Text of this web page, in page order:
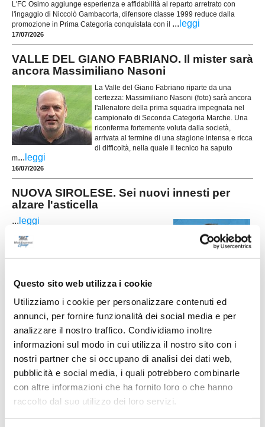
Questo sito web utilizza i cookie
Utilizziamo i cookie per personalizzare contenuti ed
annunci, per fornire funzionalità dei social media e per
analizzare il nostro traffico. Condividiamo inoltre
informazioni sul modo in cui utilizza il nostro sito con i
nostri partner che si occupano di analisi dei dati web,
pubblicità e social media, i quali potrebbero combinarle
con altre informazioni che ha fornito loro o che hanno
raccolto dal suo utilizzo dei loro servizi.
L'FC Osimo aggiunge esperienza e affidabilità al reparto arretrato con
l'ingaggio di Niccolò Gambacorta, difensore classe 1999 reduce dalla
promozione in Prima Categoria conquistata con il ... leggi
17/07/2026
VALLE DEL GIANO FABRIANO. Il mister sarà
ancora Massimiliano Nasoni
La Valle del Giano Fabriano riparte da una
certezza: Massimiliano Nasoni (foto) sarà ancora
l'allenatore della prima squadra impegnata nel
campionato di Seconda Categoria Marche. Una
riconferma fortemente voluta dalla società,
arrivata al termine di una stagione intensa e ricca
di difficoltà, nella quale il tecnico ha saputo
m... leggi
16/07/2026
NUOVA SIROLESE. Sei nuovi innesti per
alzare l'asticella
... leggi
FC OSIMO. Rinforzo in difesa: preso
Lorenzo Baccarini
L'FC Osimo 2011 aggiunge un nuovo tassello al
reparto arretrato con l'ingaggio del difensore
dall'ultima stagione disputata con la
Filottranes...leggi
16/07/2026
Vai all'edizione provinciale